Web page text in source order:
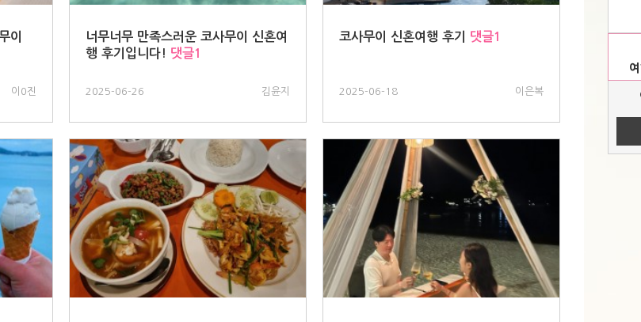
이
이0진
너무너무 만족스러운 코사무이 신혼여
행 후기입니다! 댓글1
2025-06-26 김윤지
코사무이 신혼여행 후기 댓글1
2025-06-18 이은복